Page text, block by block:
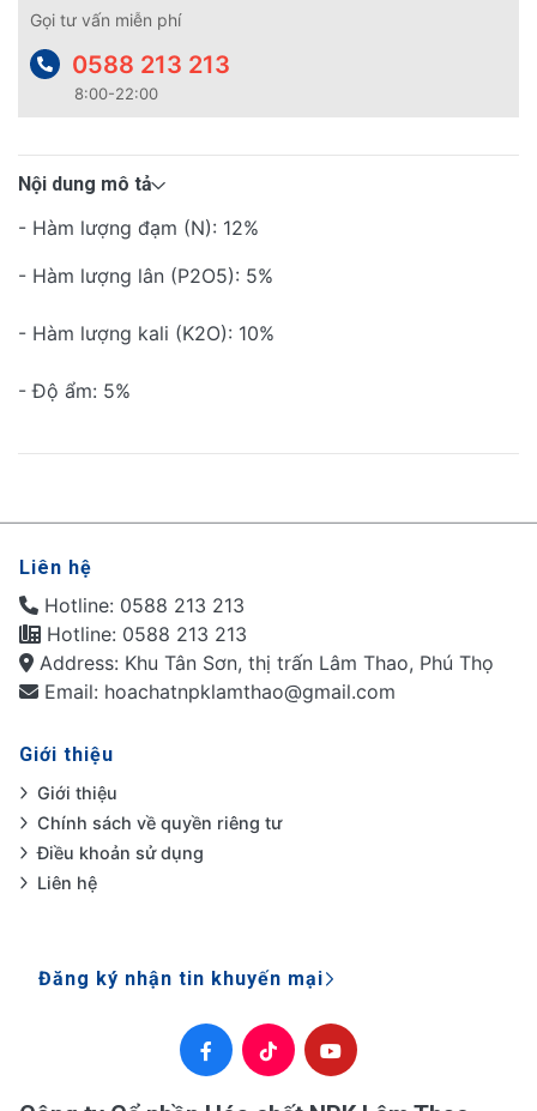
Gọi tư vấn miễn phí
0588 213 213
8:00-22:00
Nội dung mô tả
- Hàm lượng đạm (N): 12%
- Hàm lượng lân (P2O5): 5%
- Hàm lượng kali (K2O): 10%
- Độ ẩm: 5%
Liên hệ
Hotline: 0588 213 213
Hotline: 0588 213 213
Address: Khu Tân Sơn, thị trấn Lâm Thao, Phú Thọ
Email: hoachatnpklamthao@gmail.com
Giới thiệu
Giới thiệu
Chính sách về quyền riêng tư
Điều khoản sử dụng
Liên hệ
Đăng ký nhận tin khuyến mại